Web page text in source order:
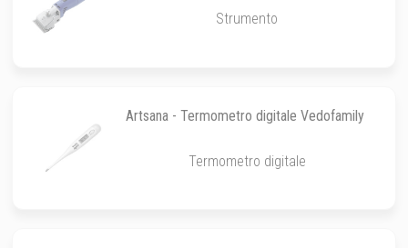
Strumento
Artsana - Termometro digitale Vedofamily
Termometro digitale